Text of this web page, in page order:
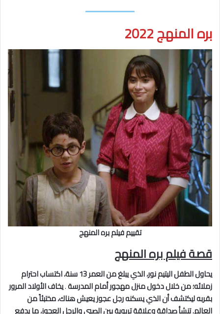
بره المنهج 2022
تقييم فيلم بره المنهج
قصة فيلم بره المنهج
يحاول الطفل اليتيم نور، الذي يبلغ من العمر 13 سنة، اكتساب احترام
زملائه؛ من خلال دخول منزل مهجور أمام المدرسة.يخاف الأولاد المرور
بقربه ليكتشف أن الذي يسكنه رجل عجوز يعيش هناك، مختبئاً من
العالم. تنشأ صداقة وعلاقة تربوية بين الصبي والرجل العجوز، ما يدفع